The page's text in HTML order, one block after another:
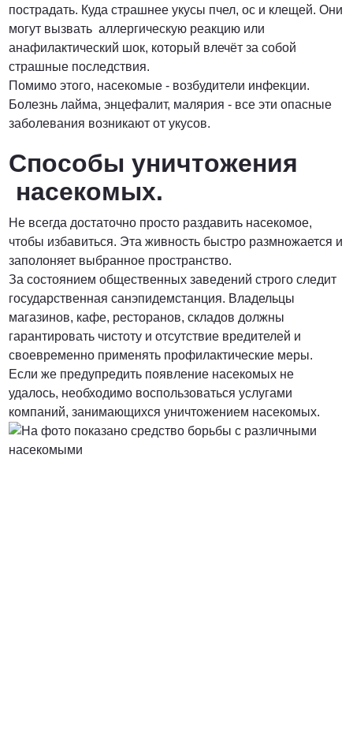
пострадать. Куда страшнее укусы пчел, ос и клещей. Они
могут вызвать аллергическую реакцию или
анафилактический шок, который влечёт за собой
страшные последствия.
Помимо этого, насекомые - возбудители инфекции.
Болезнь лайма, энцефалит, малярия - все эти опасные
заболевания возникают от укусов.
Способы уничтожения
насекомых.
Не всегда достаточно просто раздавить насекомое,
чтобы избавиться. Эта живность быстро размножается и
заполоняет выбранное пространство.
За состоянием общественных заведений строго следит
государственная санэпидемстанция. Владельцы
магазинов, кафе, ресторанов, складов должны
гарантировать чистоту и отсутствие вредителей и
своевременно применять профилактические меры.
Если же предупредить появление насекомых не
удалось, необходимо воспользоваться услугами
компаний, занимающихся уничтожением насекомых.